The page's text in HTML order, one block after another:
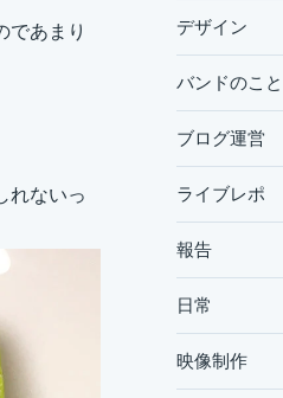
であまり
れないっ
デザイン
バンドのこと
ブログ運営
ライブレポ
報告
日常
映像制作